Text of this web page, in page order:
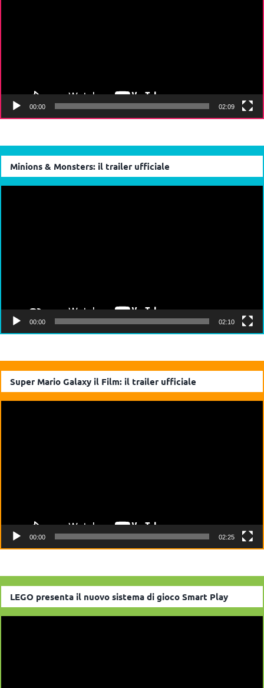
00:00 02:09
Minions & Monsters: il trailer ufficiale
00:00 02:10
Super Mario Galaxy il Film: il trailer ufficiale
00:00 02:25
LEGO presenta il nuovo sistema di gioco Smart Play